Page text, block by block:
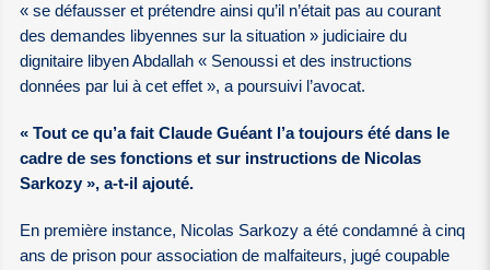
« se défausser et prétendre ainsi qu’il n’était pas au courant
des demandes libyennes sur la situation » judiciaire du
dignitaire libyen Abdallah « Senoussi et des instructions
données par lui à cet effet », a poursuivi l’avocat.
« Tout ce qu’a fait Claude Guéant l’a toujours été dans le
cadre de ses fonctions et sur instructions de Nicolas
Sarkozy », a-t-il ajouté.
En première instance, Nicolas Sarkozy a été condamné à cinq
ans de prison pour association de malfaiteurs, jugé coupable